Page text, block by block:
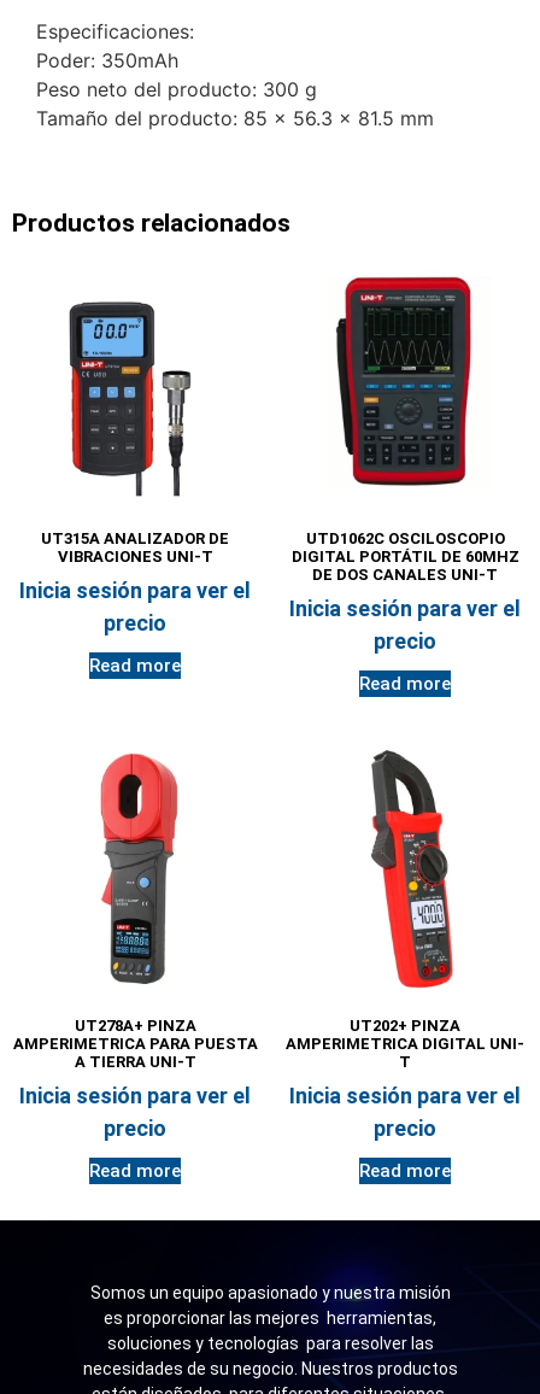
Especificaciones:
Poder: 350mAh
Peso neto del producto: 300 g
Tamaño del producto: 85 x 56.3 x 81.5 mm
Productos relacionados
UT315A ANALIZADOR DE
VIBRACIONES UNI-T
Inicia sesión para ver el
precio
Read more
UTD1062C OSCILOSCOPIO
DIGITAL PORTÁTIL DE 60MHZ
DE DOS CANALES UNI-T
Inicia sesión para ver el
precio
Read more
UT278A+ PINZA
AMPERIMETRICA PARA PUESTA
A TIERRA UNI-T
Inicia sesión para ver el
precio
Read more
UT202+ PINZA
AMPERIMETRICA DIGITAL UNI-
T
Inicia sesión para ver el
precio
Read more
Somos un equipo apasionado y nuestra misión
es proporcionar las mejores herramientas,
soluciones y tecnologías para resolver las
necesidades de su negocio. Nuestros productos